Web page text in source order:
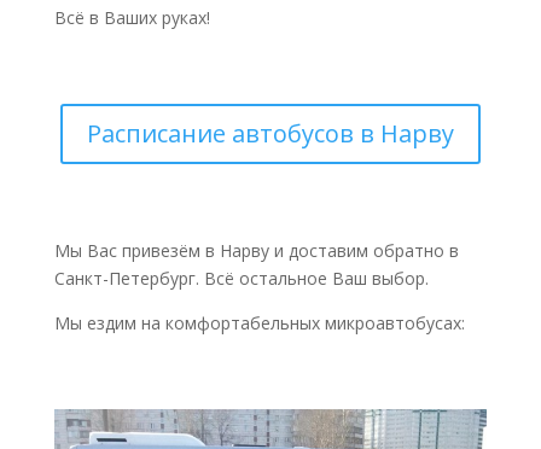
Всё в Ваших руках!
Расписание автобусов в Нарву
Мы Вас привезём в Нарву и доставим обратно в
Санкт-Петербург. Всё остальное Ваш выбор.
Мы ездим на комфортабельных микроавтобусах: